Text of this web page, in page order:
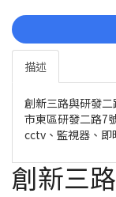
描述
創新三路與研發
市東區研發二路7
cctv、監視器、即
創新三